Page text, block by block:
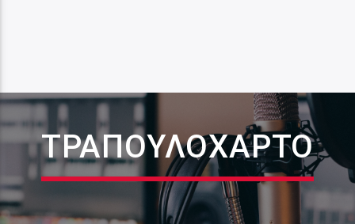
ΤΡΑΠΟΥΛΌΧΑΡΤΟ